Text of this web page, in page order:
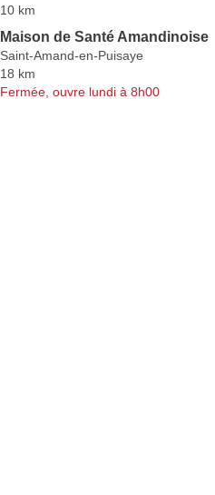
10 km
Maison de Santé Amandinoise
Saint-Amand-en-Puisaye
18 km
Fermée, ouvre lundi à 8h00